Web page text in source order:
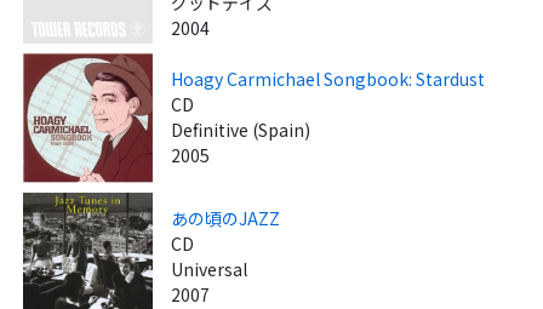
2004
Hoagy Carmichael Songbook: Stardust
CD
Definitive (Spain)
2005
あの頃のJAZZ
CD
Universal
2007